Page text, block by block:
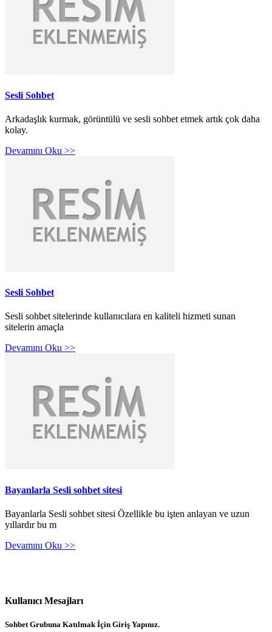
Sesli Sohbet
Arkadaşlık kurmak, görüntülü ve sesli sohbet etmek artık çok daha
kolay.
Devamını Oku >>
Sesli Sohbet
Sesli sohbet sitelerinde kullanıcılara en kaliteli hizmeti sunan
sitelerin amaçla
Devamını Oku >>
Bayanlarla Sesli sohbet sitesi
Bayanlarla Sesli sohbet sitesi Özellikle bu işten anlayan ve uzun
yıllardır bu m
Devamını Oku >>
Kullanıcı Mesajları
Sohbet Grubuna Katılmak İçin Giriş Yapınız.